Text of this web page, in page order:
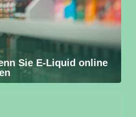
Sie E-Liquid online